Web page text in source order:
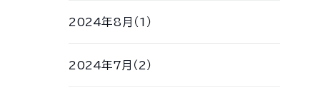
2024年8月（1）
2024年7月（2）